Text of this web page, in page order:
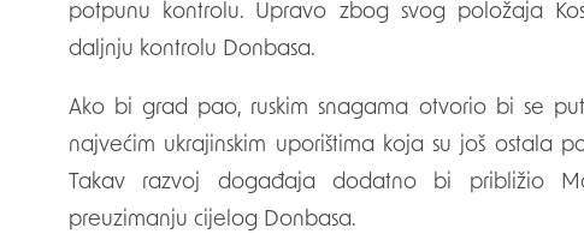
potpunu kontrolu. Upravo zbog svog položaja
daljnju kontrolu Donbasa.
Ako bi grad pao, ruskim snagama otvorio bi se
najvećim ukrajinskim uporištima koja su još ostala
Takav razvoj događaja dodatno bi približio
preuzimanju cijelog Donbasa.